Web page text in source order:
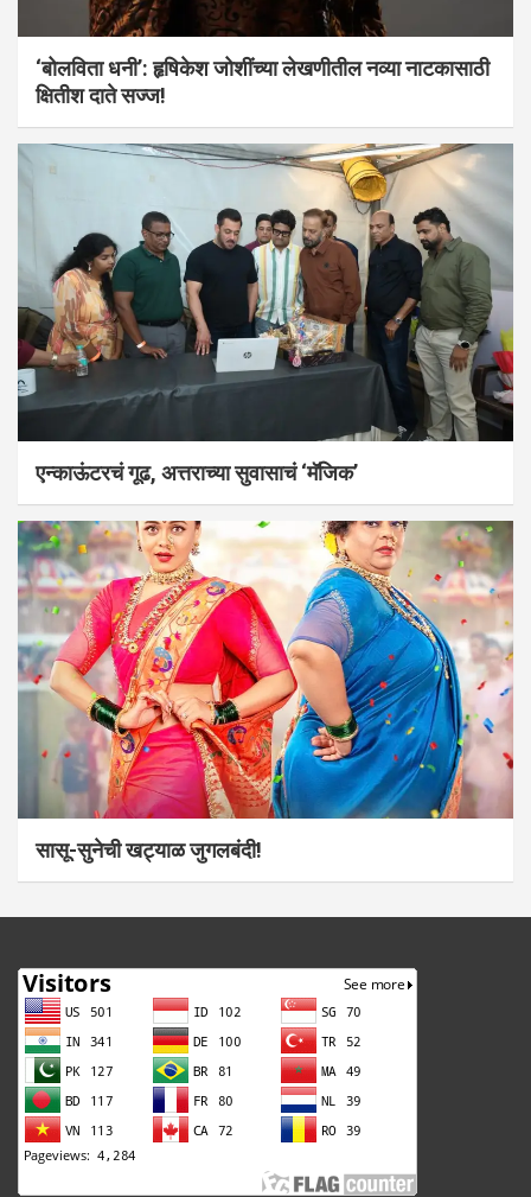
‘बोलविता धनी’: हृषिकेश जोशींच्या लेखणीतील नव्या नाटकासाठी
क्षितीश दाते सज्ज!
एन्काऊंटरचं गूढ, अत्तराच्या सुवासाचं ‘मॅजिक’
सासू-सुनेची खट्याळ जुगलबंदी!